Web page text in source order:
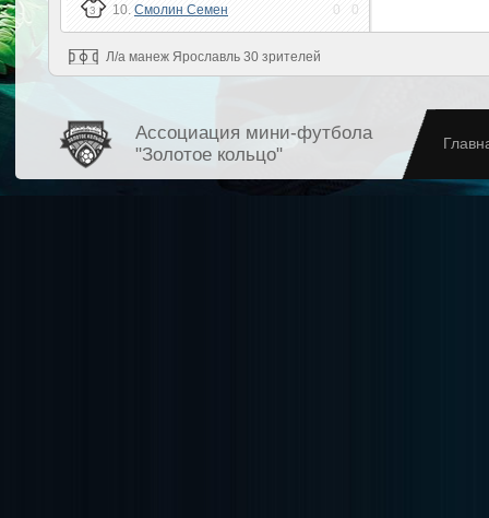
З 10. Смолин Семен 0 0
Л/а манеж Ярославль 30 зрителей
Ассоциация мини-футбола
"Золотое кольцо"